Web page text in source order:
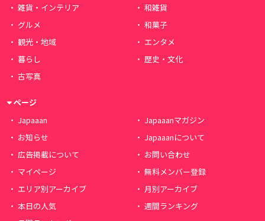
雑貨・インテリア
和雑貨
グルメ
和菓子
観光・地域
エンタメ
暮らし
歴史・文化
古写真
ページ
Japaaan
Japaaanマガジン
お知らせ
Japaaanについて
広告掲載について
お問い合わせ
マイページ
無料メンバー登録
エリア別アーカイブ
月別アーカイブ
本日の人気
週間ランキング